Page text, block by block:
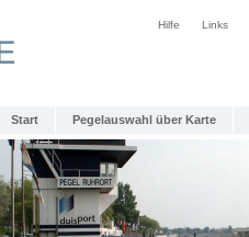
Hilfe Links
Start Pegelauswahl über Karte